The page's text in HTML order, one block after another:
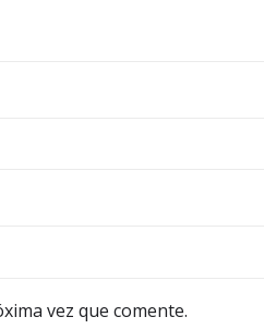
vez que comente.